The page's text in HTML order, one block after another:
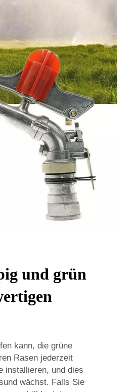
und grün
kann, die grüne
Rasen jederzeit
installieren, und dies
wächst. Falls Sie